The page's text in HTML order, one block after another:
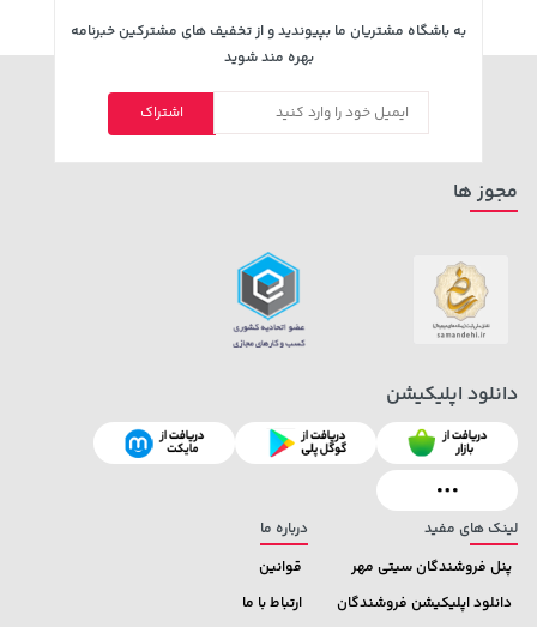
به باشگاه مشتریان ما بپیوندید و از تخفیف های مشترکین خبرنامه
بهره مند شوید
اشتراک
لینک های مفید
پنل فروشندگان سیتی مهر
دانلود اپلیکیشن فروشندگان
درباره ما
قوانین
ارتباط با ما
مجوز ها
دانلود اپلیکیشن